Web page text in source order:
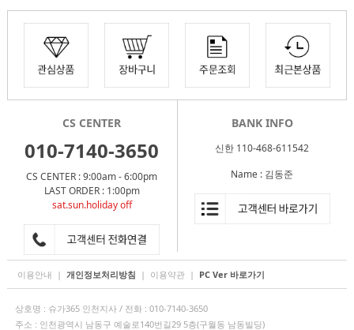
CS CENTER
010-7140-3650
CS CENTER : 9:00am - 6:00pm
LAST ORDER : 1:00pm
sat.sun.holiday off
BANK INFO
신한 110-468-611542
Name : 김동준
이용안내 | 개인정보처리방침 | 이용약관 | PC Ver 바로가기
상호명 : 슈가365 인천지사 / 전화 : 010-7140-3650
주소 : 인천광역시 남동구 예술로140번길29 5층(구월동 남동빌딩)